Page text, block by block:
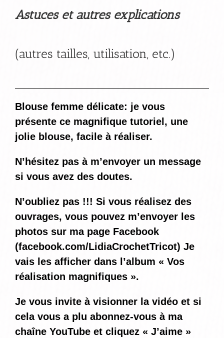
Astuces et autres explications
(autres tailles, utilisation, etc.)
Blouse femme délicate: je vous
présente ce magnifique tutoriel, une
jolie blouse, facile à réaliser.
N’hésitez pas à m’envoyer un message
si vous avez des doutes.
N’oubliez pas !!! Si vous réalisez des
ouvrages, vous pouvez m’envoyer les
photos sur ma page Facebook
(facebook.com/LidiaCrochetTricot) Je
vais les afficher dans l’album « Vos
réalisation magnifiques ».
Je vous invite à visionner la vidéo et si
cela vous a plu abonnez-vous à ma
chaîne YouTube et cliquez « J’aime »